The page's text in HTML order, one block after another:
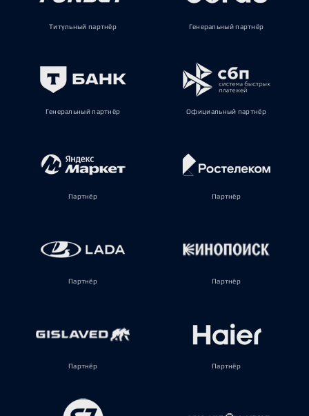
Титульный партнёр Генеральный партнёр
Генеральный партнёр Официальный партнёр
Партнёр Партнёр
Партнёр Партнёр
Партнёр Партнёр